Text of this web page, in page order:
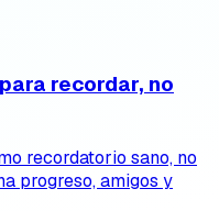
recordar, no
recordatorio sano, no
progreso, amigos y